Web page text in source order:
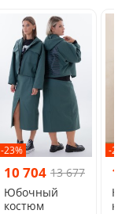
-23%
10 704 13 677
Юбочный
костюм
-